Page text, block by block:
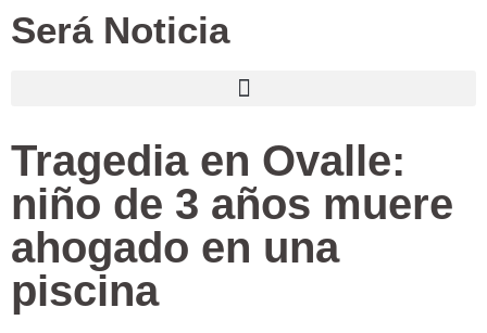
Será Noticia
Tragedia en Ovalle:
niño de 3 años muere
ahogado en una
piscina